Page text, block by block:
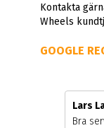
Kontakta
Wheels
GOOGLE
Lars
Bra